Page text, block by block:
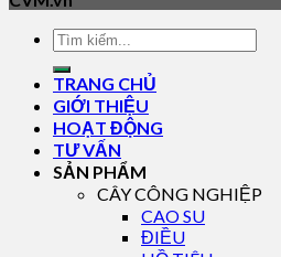
TRANG CHỦ
GIỚI THIỆU
HOẠT ĐỘNG
TƯ VẤN
SẢN PHẨM
CÂY CÔNG NGHIỆP
CAO SU
ĐIỀU